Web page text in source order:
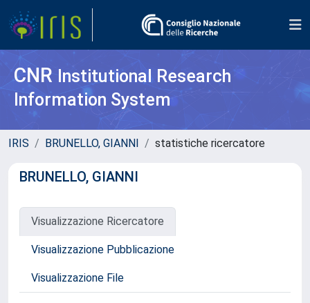
CNR Institutional Research
Information System
IRIS BRUNELLO, GIANNI statistiche ricercatore
BRUNELLO, GIANNI
Visualizzazione Ricercatore
Visualizzazione Pubblicazione
Visualizzazione File